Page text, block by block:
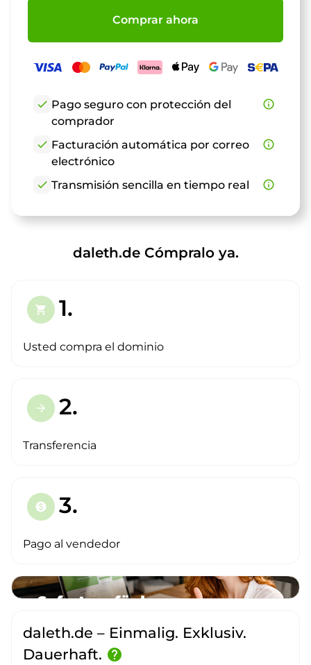
Comprar ahora
check Pago seguro con protección del
comprador
info_outline
check Facturación automática por correo
electrónico
info_outline
check Transmisión sencilla en tiempo real info_outline
daleth.de Cómpralo ya.
shopping_cart 1.
Usted compra el dominio
arrow_forward 2.
Transferencia
paid 3.
Pago al vendedor
daleth.de – Einmalig. Exklusiv.
Dauerhaft. help